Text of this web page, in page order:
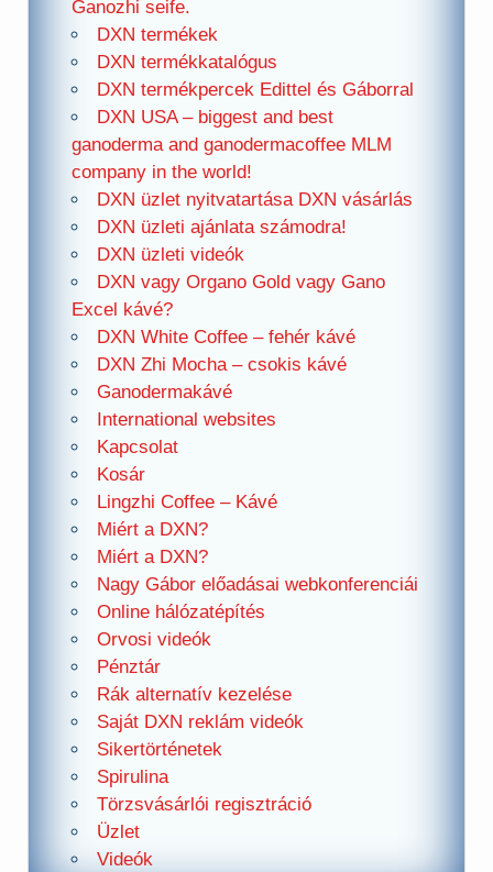
Ganozhi seife.
DXN termékek
DXN termékkatalógus
DXN termékpercek Edittel és Gáborral
DXN USA – biggest and best
ganoderma and ganodermacoffee MLM
company in the world!
DXN üzlet nyitvatartása DXN vásárlás
DXN üzleti ajánlata számodra!
DXN üzleti videók
DXN vagy Organo Gold vagy Gano
Excel kávé?
DXN White Coffee – fehér kávé
DXN Zhi Mocha – csokis kávé
Ganodermakávé
International websites
Kapcsolat
Kosár
Lingzhi Coffee – Kávé
Miért a DXN?
Miért a DXN?
Nagy Gábor előadásai webkonferenciái
Online hálózatépítés
Orvosi videók
Pénztár
Rák alternatív kezelése
Saját DXN reklám videók
Sikertörténetek
Spirulina
Törzsvásárlói regisztráció
Üzlet
Videók